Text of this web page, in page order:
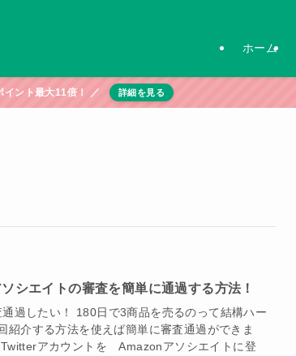
ホーム
イント最大11倍！ ／ 詳細を見る
シエイトの審査を簡単に通過する方法！
過したい！ 180日で3商品を売るのって結構ハー
紹介する方法を使えば簡単に審査通過ができま
アカウントを Amazonアソシエイトに登